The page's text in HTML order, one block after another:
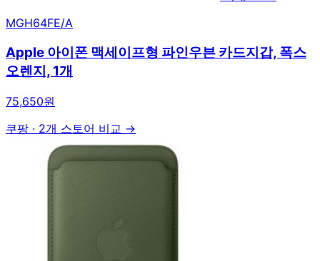
MGH64FE/A
Apple 아이폰 맥세이프형 파인우븐 카드지갑, 폭스
오렌지, 1개
75,650원
쿠팡 · 2개 스토어 비교 →